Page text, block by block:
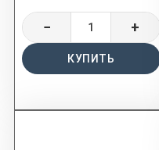
− +
КУПИТЬ